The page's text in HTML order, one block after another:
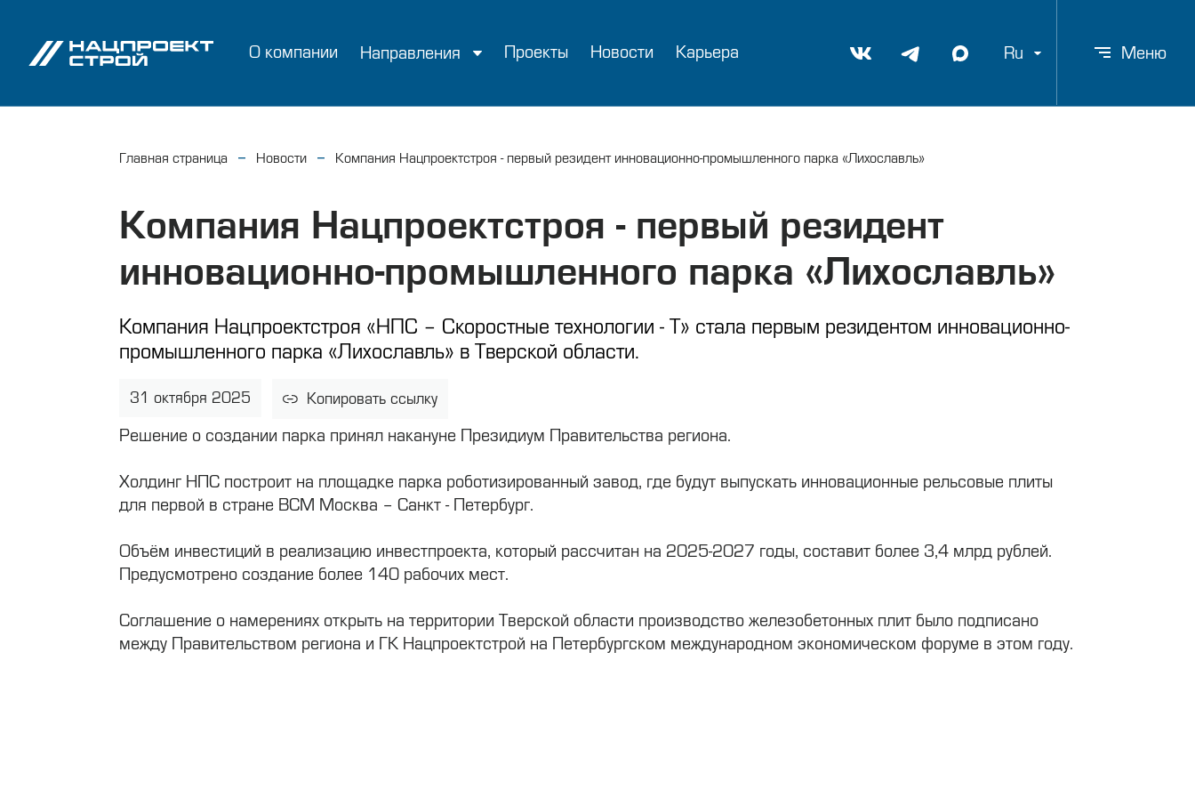
О компании Направления Проекты Новости Карьера Ru Меню
Главная страница Новости Компания Нацпроектстроя - первый резидент инновационно-промышленного парка «Лихославль»
Компания Нацпроектстроя - первый резидент
инновационно-промышленного парка «Лихославль»
Компания Нацпроектстроя «НПС – Скоростные технологии - Т» стала первым резидентом инновационно-
промышленного парка «Лихославль» в Тверской области.
31 октября 2025 Копировать ссылку
Решение о создании парка принял накануне Президиум Правительства региона.
Холдинг НПС построит на площадке парка роботизированный завод, где будут выпускать инновационные рельсовые плиты
для первой в стране ВСМ Москва – Санкт - Петербург.
Объём инвестиций в реализацию инвестпроекта, который рассчитан на 2025-2027 годы, составит более 3,4 млрд рублей.
Предусмотрено создание более 140 рабочих мест.
Соглашение о намерениях открыть на территории Тверской области производство железобетонных плит было подписано
между Правительством региона и ГК Нацпроектстрой на Петербургском международном экономическом форуме в этом году.